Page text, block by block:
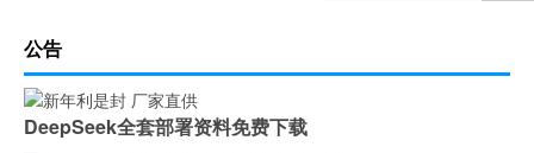
公告
DeepSeek全套部署资料免费下载